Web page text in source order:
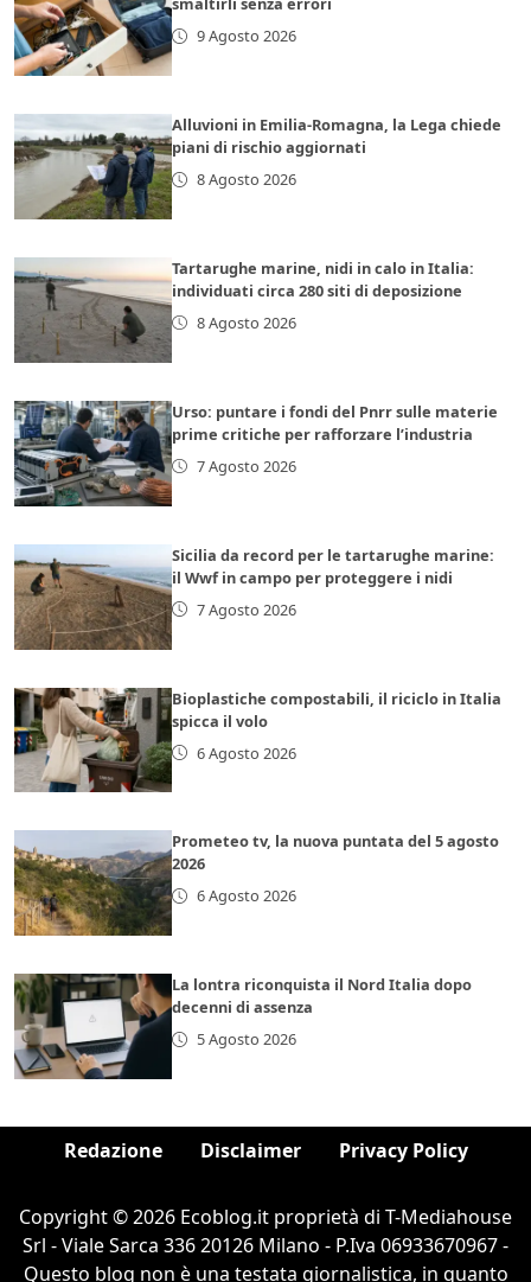
9 Agosto 2026
Alluvioni in Emilia-Romagna, la Lega chiede
piani di rischio aggiornati
8 Agosto 2026
Tartarughe marine, nidi in calo in Italia:
individuati circa 280 siti di deposizione
8 Agosto 2026
Urso: puntare i fondi del Pnrr sulle materie
prime critiche per rafforzare l’industria
7 Agosto 2026
Sicilia da record per le tartarughe marine:
il Wwf in campo per proteggere i nidi
7 Agosto 2026
Bioplastiche compostabili, il riciclo in Italia
spicca il volo
6 Agosto 2026
Prometeo tv, la nuova puntata del 5 agosto
2026
6 Agosto 2026
La lontra riconquista il Nord Italia dopo
decenni di assenza
5 Agosto 2026
Redazione Disclaimer Privacy Policy
Copyright © 2026 Ecoblog.it proprietà di T-Mediahouse
Srl - Viale Sarca 336 20126 Milano - P.Iva 06933670967 -
Questo blog non è una testata giornalistica, in quanto